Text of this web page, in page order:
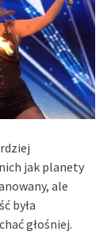
jak planety
ale
była
głośniej.